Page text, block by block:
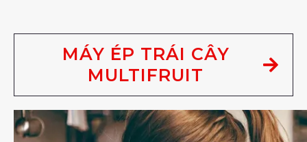
MÁY ÉP TRÁI CÂY
MULTIFRUIT